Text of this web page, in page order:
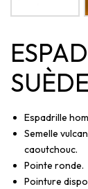
Espadrille
Semelle
caoutchouc.
Pointe ronde.
Pointure